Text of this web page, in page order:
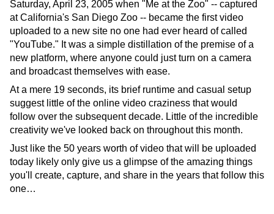
Saturday, April 23, 2005 when "Me at the Zoo" -- captured
at California's San Diego Zoo -- became the first video
uploaded to a new site no one had ever heard of called
"YouTube." It was a simple distillation of the premise of a
new platform, where anyone could just turn on a camera
and broadcast themselves with ease.
At a mere 19 seconds, its brief runtime and casual setup
suggest little of the online video craziness that would
follow over the subsequent decade. Little of the incredible
creativity we've looked back on throughout this month.
Just like the 50 years worth of video that will be uploaded
today likely only give us a glimpse of the amazing things
you'll create, capture, and share in the years that follow this
one…